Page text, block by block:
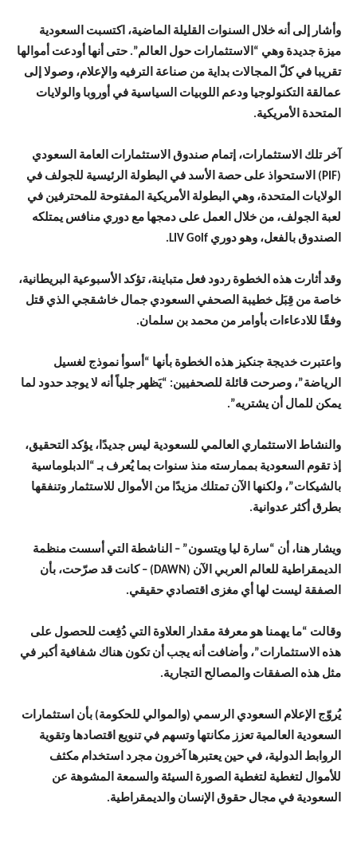
وأشار إلى أنه خلال السنوات القليلة الماضية، اكتسبت السعودية
ميزة جديدة وهي “الاستثمارات حول العالم”. حتى أنها أودعت أموالها
تقريبا في كلّ المجالات بداية من صناعة الترفيه والإعلام، وصولا إلى
عمالقة التكنولوجيا ودعم اللوبيات السياسية في أوروبا والولايات
المتحدة الأمريكية.
آخر تلك الاستثمارات، إتمام صندوق الاستثمارات العامة السعودي
(PIF) الاستحواذ على حصة الأسد في البطولة الرئيسية للجولف في
الولايات المتحدة، وهي البطولة الأمريكية المفتوحة للمحترفين في
لعبة الجولف، من خلال العمل على دمجها مع دوري منافس يمتلكه
الصندوق بالفعل، وهو دوري LIV Golf.
وقد أثارت هذه الخطوة ردود فعل متباينة، تؤكد الأسبوعية البريطانية،
خاصة من قِبَل خطيبة الصحفي السعودي جمال خاشقجي الذي قتل
وفقًا للادعاءات بأوامر من محمد بن سلمان.
واعتبرت خديجة جنكيز هذه الخطوة بأنها “أسوأ نموذج لغسيل
الرياضة”، وصرحت قائلة للصحفيين: “يَظهر جلياً أنه لا يوجد حدود لما
يمكن للمال أن يشتريه”.
والنشاط الاستثماري العالمي للسعودية ليس جديدًا، يؤكد التحقيق،
إذ تقوم السعودية بممارسته منذ سنوات بما يُعرف بـ “الدبلوماسية
بالشيكات”، ولكنها الآن تمتلك مزيدًا من الأموال للاستثمار وتنفقها
بطرق أكثر عدوانية.
ويشار هنا، أن “سارة ليا ويتسون” – الناشطة التي أسست منظمة
الديمقراطية للعالم العربي الآن (DAWN) – كانت قد صرّحت، بأن
الصفقة ليست لها أي مغزى اقتصادي حقيقي.
وقالت “ما يهمنا هو معرفة مقدار العلاوة التي دُفِعت للحصول على
هذه الاستثمارات”، وأضافت أنه يجب أن تكون هناك شفافية أكبر في
مثل هذه الصفقات والمصالح التجارية.
يُروّج الإعلام السعودي الرسمي (والموالي للحكومة) بأن استثمارات
السعودية العالمية تعزز مكانتها وتسهم في تنويع اقتصادها وتقوية
الروابط الدولية، في حين يعتبرها آخرون مجرد استخدام مكثف
للأموال لتغطية لتغطية الصورة السيئة والسمعة المشوهة عن
السعودية في مجال حقوق الإنسان والديمقراطية.